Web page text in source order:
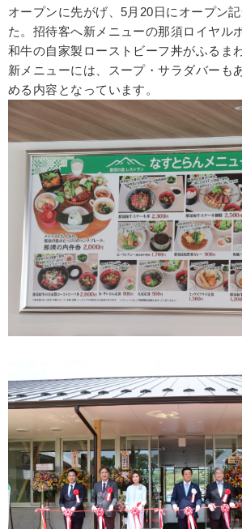
オープンに先がげ、5月20日にオープン
た。招待客へ新メニューの那須ロイヤル
和牛の自家製ローストビーフ丼がふるま
新メニューには、スープ・サラダバーも
める内容となっています。